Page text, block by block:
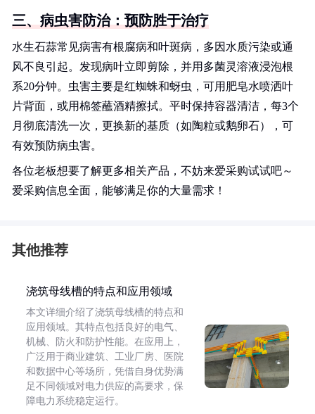
三、病虫害防治：预防胜于治疗
水生石蒜常见病害有根腐病和叶斑病，多因水质污染或通
风不良引起。发现病叶立即剪除，并用多菌灵溶液浸泡根
系20分钟。虫害主要是红蜘蛛和蚜虫，可用肥皂水喷洒叶
片背面，或用棉签蘸酒精擦拭。平时保持容器清洁，每3个
月彻底清洗一次，更换新的基质（如陶粒或鹅卵石），可
有效预防病虫害。
各位老板想要了解更多相关产品，不妨来爱采购试试吧～
爱采购信息全面，能够满足你的大量需求！
其他推荐
浇筑母线槽的特点和应用领域
本文详细介绍了浇筑母线槽的特点和
应用领域。其特点包括良好的电气、
机械、防火和防护性能。在应用上，
广泛用于商业建筑、工业厂房、医院
和数据中心等场所，凭借自身优势满
足不同领域对电力供应的高要求，保
障电力系统稳定运行。